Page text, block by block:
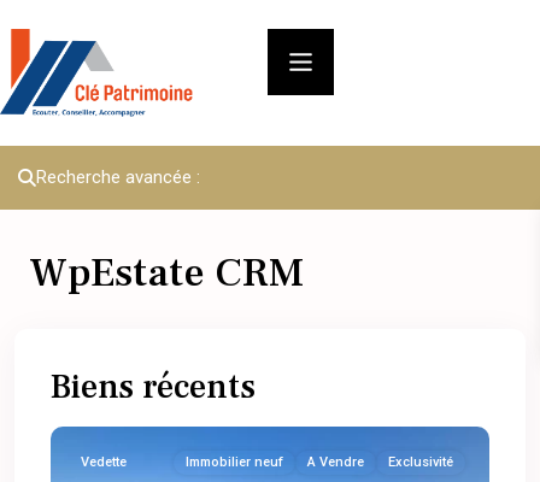
Recherche avancée :
WpEstate CRM
Biens récents
Vedette Immobilier neuf A Vendre Exclusivité